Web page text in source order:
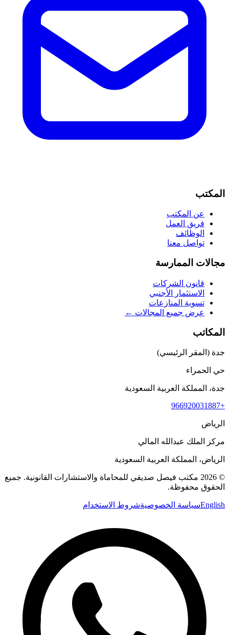
المكتب
عن المكتب
فريق العمل
الوظائف
تواصل معنا
مجالات الممارسة
قانون الشركات
الاستثمار الأجنبي
تسوية المنازعات
عرض جميع المجالات ←
المكاتب
جدة (المقر الرئيسي)
حي الحمراء
جدة، المملكة العربية السعودية
+966920031887
الرياض
مركز الملك عبدالله المالي
الرياض، المملكة العربية السعودية
©
2026 مكتب فيصل صديقي للمحاماة والاستشارات القانونية. جميع
الحقوق محفوظة.
Englishسياسة الخصوصيةشروط الاستخدام